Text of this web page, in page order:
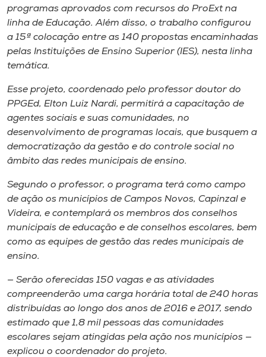
programas aprovados com recursos do ProExt na
linha de Educação. Além disso, o trabalho configurou
a 15ª colocação entre as 140 propostas encaminhadas
pelas Instituições de Ensino Superior (IES), nesta linha
temática.
Esse projeto, coordenado pelo professor doutor do
PPGEd, Elton Luiz Nardi, permitirá a capacitação de
agentes sociais e suas comunidades, no
desenvolvimento de programas locais, que busquem a
democratização da gestão e do controle social no
âmbito das redes municipais de ensino.
Segundo o professor, o programa terá como campo
de ação os municípios de Campos Novos, Capinzal e
Videira, e contemplará os membros dos conselhos
municipais de educação e de conselhos escolares, bem
como as equipes de gestão das redes municipais de
ensino.
— Serão oferecidas 150 vagas e as atividades
compreenderão uma carga horária total de 240 horas
distribuídas ao longo dos anos de 2016 e 2017, sendo
estimado que 1,8 mil pessoas das comunidades
escolares sejam atingidas pela ação nos municípios —
explicou o coordenador do projeto.